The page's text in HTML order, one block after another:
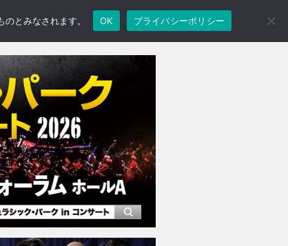
とみなされます。 OK プライバシーポリシー